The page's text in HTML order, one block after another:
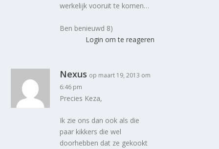
werkelijk vooruit te komen…
Ben benieuwd 8)
Login om te reageren
Nexus op maart 19, 2013 om
6:46 pm
Precies Keza,
Ik zie ons dan ook als die
paar kikkers die wel
doorhebben dat ze gekookt